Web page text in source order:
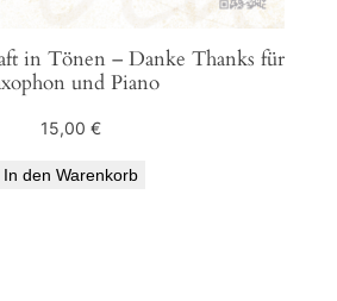
in Tönen – Danke Thanks für
und Piano
15,00 €
In den Warenkorb